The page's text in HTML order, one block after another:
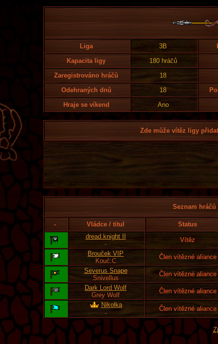
Liga 3B
Kapacita ligy
180 hráčů
Zaregistrováno hráčů
18
Odehraných dnů
18
Hraje se víkend
Ano
Zde může vítěz ligy
Seznam
- Vládce / titul
Status
dread.knight II
-
Vítěz
Brouček VIP
Kouč:C
Člen vítězné aliance
Severus Snape
Snivellus
Člen vítězné aliance
Dark Lord Wolf
Grey Wolf
Člen vítězné aliance
Nikolka
-
Člen vítězné aliance